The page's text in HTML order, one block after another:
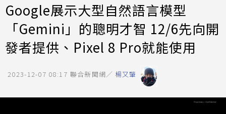
Google展示大型自然語言模型
「Gemini」的聰明才智 12/6先向開
發者提供、Pixel 8 Pro就能使用
2023-12-07 08:17 聯合新聞網／ 楊又肇